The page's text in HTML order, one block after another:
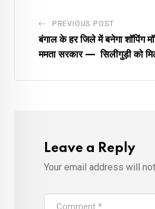
PREVIOUS POST
बंगाल के हर जिले में बनेगा शॉपिंग
ममता सरकार — सिलीगुड़ी को
Leave a Reply
Your email address will